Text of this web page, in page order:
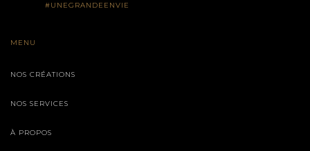
#UNEGRANDEENVIE
MENU
NOS CRÉATIONS
NOS SERVICES
À PROPOS